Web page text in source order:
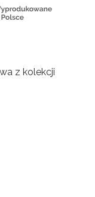
z kolekcji